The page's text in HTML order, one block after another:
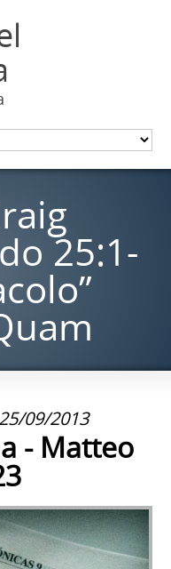
25:1-
09/2013
- Matteo